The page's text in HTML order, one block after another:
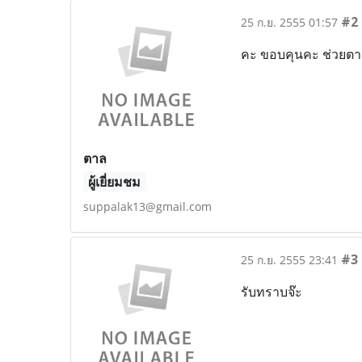
ตาล
ผู้เยี่ยมชม
suppalak13@gmail.com
25 ก.ย. 2555 01:57 #2
คะ ขอบคุนคะ ช่วยต
25 ก.ย. 2555 23:41 #3
รับทราบจ๊ะ